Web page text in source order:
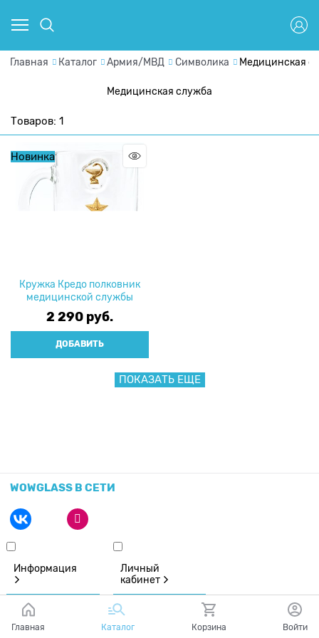
Главная Каталог Армия/МВД Символика Медицинская
Медицинская служба
Товаров: 1
Новинка
Кружка Кредо полковник
медицинской службы
2 290 руб.
ДОБАВИТЬ
ПОКАЗАТЬ ЕЩЕ
WOWGLASS В СЕТИ
Информация
Личный
кабинет
Главная Каталог Корзина Войти